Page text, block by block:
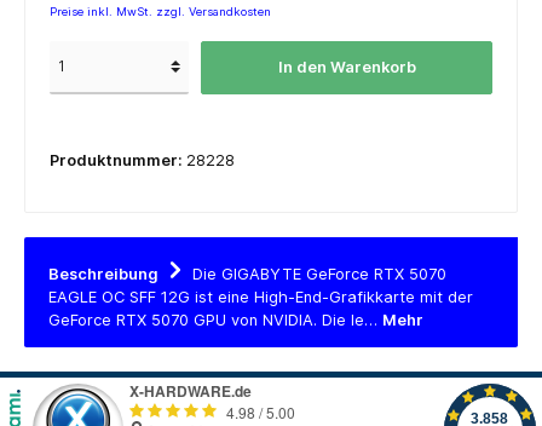
Preise inkl. MwSt. zzgl. Versandkosten
In den Warenkorb
Produktnummer: 28228
Beschreibung
Die GIGABYTE GeForce RTX 5070
EAGLE OC SFF 12G ist eine High-End-Grafikkarte mit der
GeForce RTX 5070 GPU von NVIDIA. Die le… Mehr